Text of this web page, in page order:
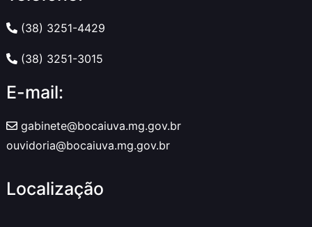
(38) 3251-4429
(38) 3251-3015
E-mail:
gabinete@bocaiuva.mg.gov.br
ouvidoria@bocaiuva.mg.gov.br
Localização